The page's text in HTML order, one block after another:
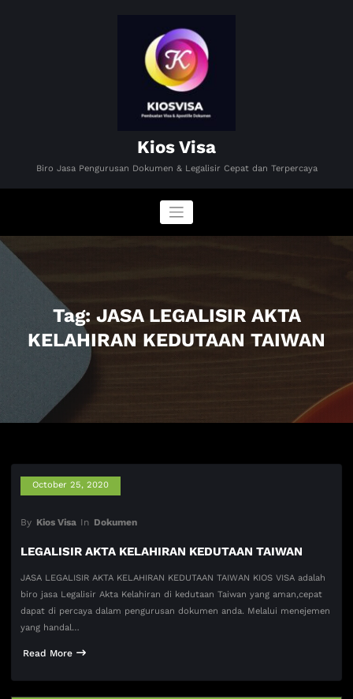
Kios Visa
Biro Jasa Pengurusan Dokumen & Legalisir Cepat dan Terpercaya
Tag: JASA LEGALISIR AKTA
KELAHIRAN KEDUTAAN TAIWAN
October 25, 2020
By Kios Visa In Dokumen
LEGALISIR AKTA KELAHIRAN KEDUTAAN TAIWAN
JASA LEGALISIR AKTA KELAHIRAN KEDUTAAN TAIWAN KIOS VISA adalah
biro jasa Legalisir Akta Kelahiran di kedutaan Taiwan yang aman,cepat
dapat di percaya dalam pengurusan dokumen anda. Melalui menejemen
yang handal…
Read More